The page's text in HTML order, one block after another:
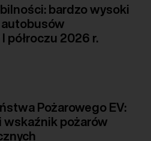
bardzo wysoki
półroczu 2026 r.
Pożarowego EV:
wskaźnik pożarów